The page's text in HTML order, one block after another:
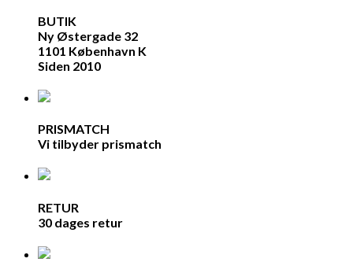
BUTIK
Ny Østergade 32
1101 København K
Siden 2010
PRISMATCH
Vi tilbyder prismatch
RETUR
30 dages retur